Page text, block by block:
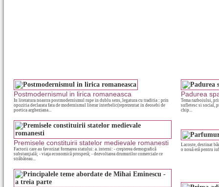
Postmodernismul in lirica romaneasca
In literatura noastra postmodernismul rupe in dublu sens, legatura cu traditia : prin
opozitia declarata fata de modernismul literar interbelic(reprezentat in deosebi de
poetica argheziana...
Padurea
Tema razboiului,
sufletesc si social,
chip...
Premisele constituirii statelor medievale romanesti
Factorii care au favorizat formarea statului: a. interni: - creşterea demografică
substanţială; - viaţa economică prosperă; - dezvoltarea drumurilor comerciale ce
străbăteau...
Lacoste, destinat
o nouă eră pentru